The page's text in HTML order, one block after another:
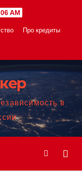
AM
Про кредиты
в